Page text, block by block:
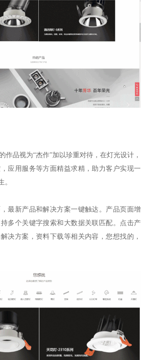
作品视为“杰作”加以珍重对待，在灯光设计，
应用服务等方面精益求精，助力客户实现一
。
最新产品和解决方案一键触达。产品页面增
多个关键字搜索和大数据关联匹配。点击产
决方案，资料下载等相关内容，您想找的，